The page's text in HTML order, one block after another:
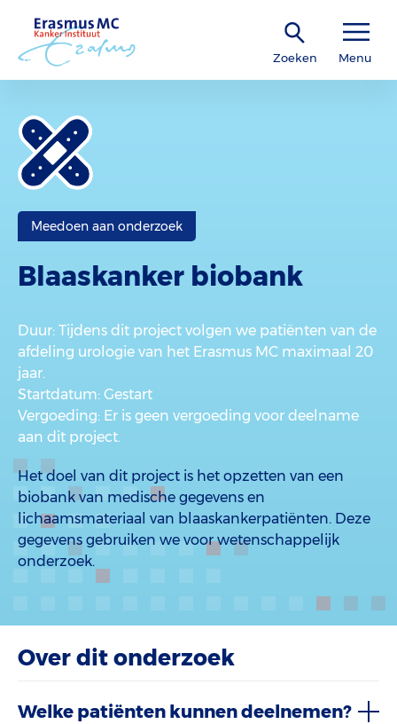
Zoeken Menu
Meedoen aan onderzoek
Blaaskanker biobank
Duur: Tijdens dit project volgen we patiënten van de
afdeling urologie van het Erasmus MC maximaal 20
jaar.
Startdatum: Gestart
Vergoeding: Er is geen vergoeding voor deelname
aan dit project.
Het doel van dit project is het opzetten van een
biobank van medische gegevens en
lichaamsmateriaal van blaaskankerpatiënten. Deze
gegevens gebruiken we voor wetenschappelijk
onderzoek.
Over dit onderzoek
Welke patiënten kunnen deelnemen?